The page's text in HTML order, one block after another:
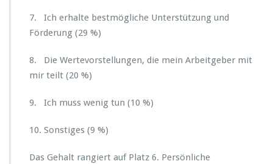
7. Ich erhalte bestmögliche Unterstützung und
Förderung (29 %)
8. Die Wertevorstellungen, die mein Arbeitgeber mit
mir teilt (20 %)
9. Ich muss wenig tun (10 %)
10. Sonstiges (9 %)
Das Gehalt rangiert auf Platz 6. Persönliche